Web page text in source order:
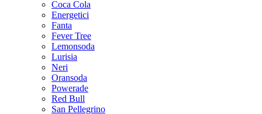
Coca Cola
Energetici
Fanta
Fever Tree
Lemonsoda
Lurisia
Neri
Oransoda
Powerade
Red Bull
San Pellegrino